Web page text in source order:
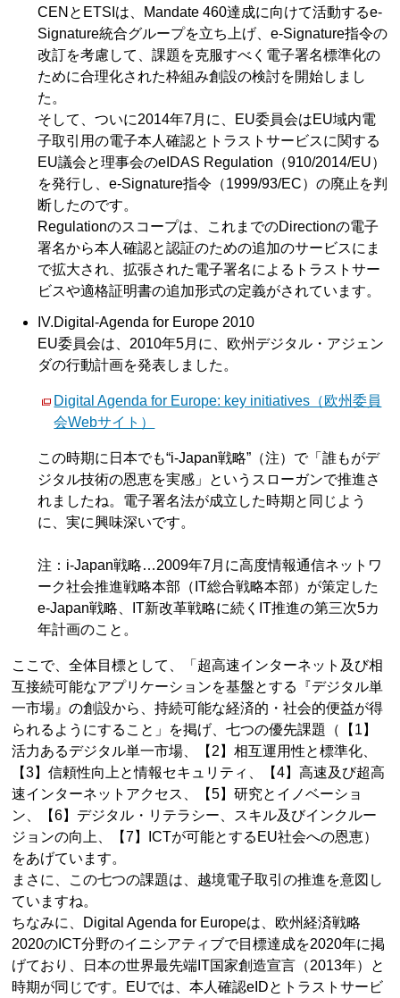
CENとETSIは、Mandate 460達成に向けて活動するe-
Signature統合グループを立ち上げ、e-Signature指令の
改訂を考慮して、課題を克服すべく電子署名標準化の
ために合理化された枠組み創設の検討を開始しまし
た。
そして、ついに2014年7月に、EU委員会はEU域内電
子取引用の電子本人確認とトラストサービスに関する
EU議会と理事会のeIDAS Regulation（910/2014/EU）
を発行し、e-Signature指令（1999/93/EC）の廃止を判
断したのです。
Regulationのスコープは、これまでのDirectionの電子
署名から本人確認と認証のための追加のサービスにま
で拡大され、拡張された電子署名によるトラストサー
ビスや適格証明書の追加形式の定義がされています。
IV.Digital-Agenda for Europe 2010
EU委員会は、2010年5月に、欧州デジタル・アジェン
ダの行動計画を発表しました。
Digital Agenda for Europe: key initiatives（欧州委員
会Webサイト）
この時期に日本でも“i-Japan戦略”（注）で「誰もがデ
ジタル技術の恩恵を実感」というスローガンで推進さ
れましたね。電子署名法が成立した時期と同じよう
に、実に興味深いです。
注：i-Japan戦略…2009年7月に高度情報通信ネットワ
ーク社会推進戦略本部（IT総合戦略本部）が策定した
e-Japan戦略、IT新改革戦略に続くIT推進の第三次5カ
年計画のこと。
ここで、全体目標として、「超高速インターネット及び相
互接続可能なアプリケーションを基盤とする『デジタル単
一市場』の創設から、持続可能な経済的・社会的便益が得
られるようにすること」を掲げ、七つの優先課題（【1】
活力あるデジタル単一市場、【2】相互運用性と標準化、
【3】信頼性向上と情報セキュリティ、【4】高速及び超高
速インターネットアクセス、【5】研究とイノベーショ
ン、【6】デジタル・リテラシー、スキル及びインクルー
ジョンの向上、【7】ICTが可能とするEU社会への恩恵）
をあげています。
まさに、この七つの課題は、越境電子取引の推進を意図し
ていますね。
ちなみに、Digital Agenda for Europeは、欧州経済戦略
2020のICT分野のイニシアティブで目標達成を2020年に掲
げており、日本の世界最先端IT国家創造宣言（2013年）と
時期が同じです。EUでは、本人確認eIDとトラストサービ